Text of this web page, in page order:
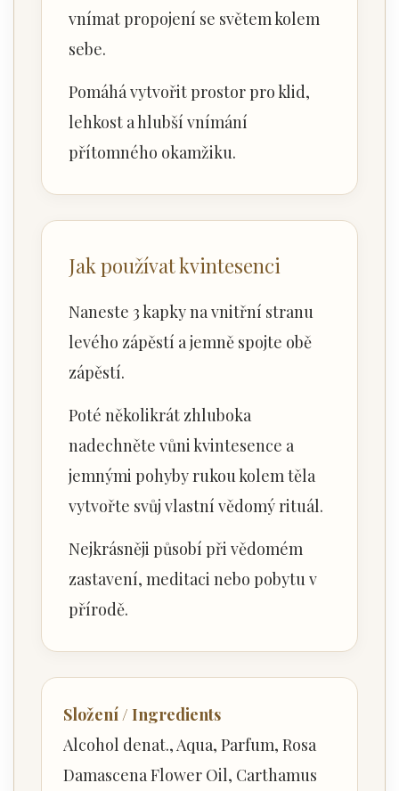
vnímat propojení se světem kolem
sebe.
Pomáhá vytvořit prostor pro klid,
lehkost a hlubší vnímání
přítomného okamžiku.
Jak používat kvintesenci
Naneste 3 kapky na vnitřní stranu
levého zápěstí a jemně spojte obě
zápěstí.
Poté několikrát zhluboka
nadechněte vůni kvintesence a
jemnými pohyby rukou kolem těla
vytvořte svůj vlastní vědomý rituál.
Nejkrásněji působí při vědomém
zastavení, meditaci nebo pobytu v
přírodě.
Složení / Ingredients
Alcohol denat., Aqua, Parfum, Rosa
Damascena Flower Oil, Carthamus